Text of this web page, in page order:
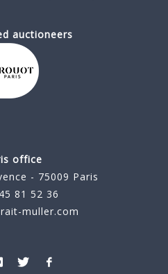
auctioneers
office
- 75009 Paris
81 52 36
muller.com